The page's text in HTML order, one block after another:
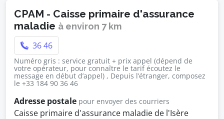
CPAM - Caisse primaire d'assurance
maladie à environ 7 km
36 46
Numéro gris : service gratuit + prix appel (dépend de
votre opérateur, pour connaître le tarif écoutez le
message en début d’appel) , Depuis l’étranger, composez
le +33 184 90 36 46
Adresse postale pour envoyer des courriers
Caisse primaire d'assurance maladie de l'Isère